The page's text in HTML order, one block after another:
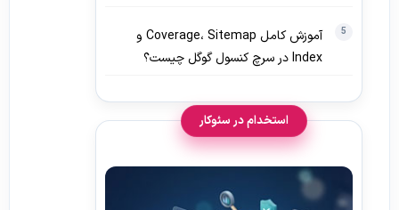
آموزش کامل Coverage، Sitemap و
Index در سرچ کنسول گوگل چیست؟
استخدام در سئوکار